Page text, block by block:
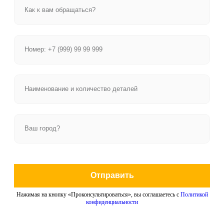
Отправить
Нажимая на кнопку «Проконсультироваться», вы соглашаетесь с Политикой
конфиденциальности